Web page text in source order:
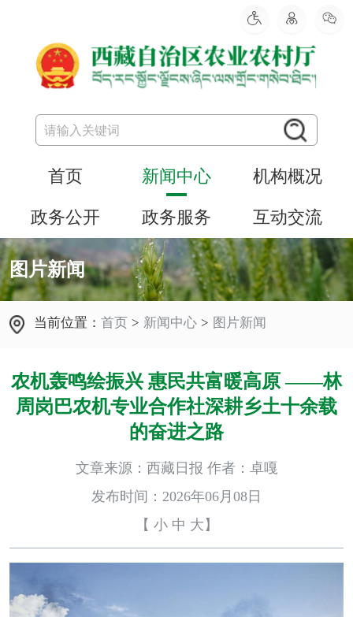
首页 新闻中心 机构概况
政务公开 政务服务 互动交流
图片新闻
当前位置：首页 > 新闻中心 > 图片新闻
农机轰鸣绘振兴 惠民共富暖高原 ——林
周岗巴农机专业合作社深耕乡土十余载
的奋进之路
文章来源：西藏日报 作者：卓嘎
发布时间：2026年06月08日
【 小 中 大 】